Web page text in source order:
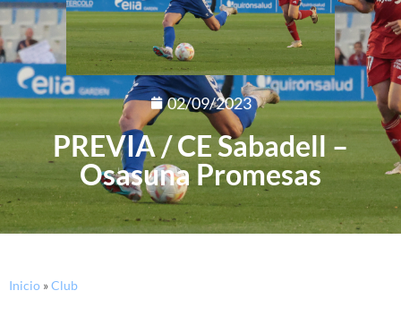
02/09/2023
PREVIA / CE Sabadell –
Osasuna Promesas
Inicio »Club